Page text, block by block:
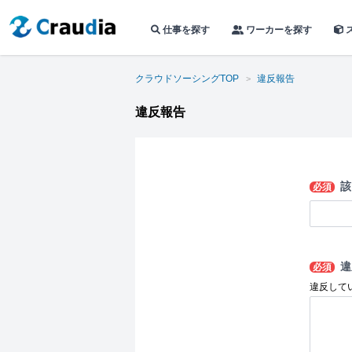
仕事を探す ワーカーを探す
クラウドソーシングTOP 違反報告
違反報告
必須
必須
違反して